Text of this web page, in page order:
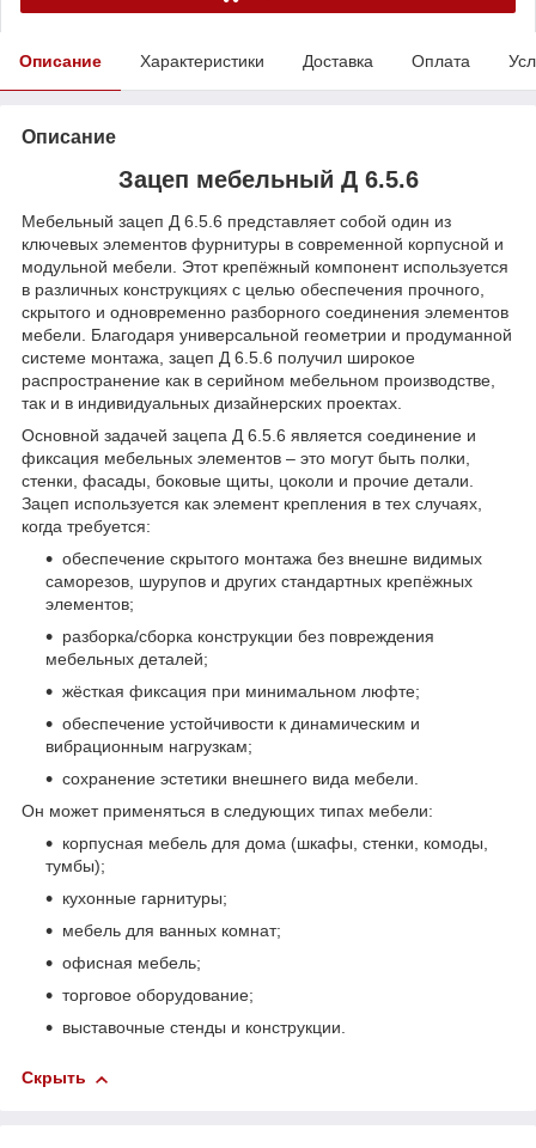
Описание Характеристики Доставка Оплата
Описание
Зацеп мебельный Д 6.5.6
Мебельный зацеп Д 6.5.6 представляет собой один из
ключевых элементов фурнитуры в современной корпусной и
модульной мебели. Этот крепёжный компонент используется
в различных конструкциях с целью обеспечения прочного,
скрытого и одновременно разборного соединения элементов
мебели. Благодаря универсальной геометрии и продуманной
системе монтажа, зацеп Д 6.5.6 получил широкое
распространение как в серийном мебельном производстве,
так и в индивидуальных дизайнерских проектах.
Основной задачей зацепа Д 6.5.6 является соединение и
фиксация мебельных элементов – это могут быть полки,
стенки, фасады, боковые щиты, цоколи и прочие детали.
Зацеп используется как элемент крепления в тех случаях,
когда требуется:
обеспечение скрытого монтажа без внешне видимых
саморезов, шурупов и других стандартных крепёжных
элементов;
разборка/сборка конструкции без повреждения
мебельных деталей;
жёсткая фиксация при минимальном люфте;
обеспечение устойчивости к динамическим и
вибрационным нагрузкам;
сохранение эстетики внешнего вида мебели.
Он может применяться в следующих типах мебели:
корпусная мебель для дома (шкафы, стенки, комоды,
тумбы);
кухонные гарнитуры;
мебель для ванных комнат;
офисная мебель;
торговое оборудование;
выставочные стенды и конструкции.
Скрыть